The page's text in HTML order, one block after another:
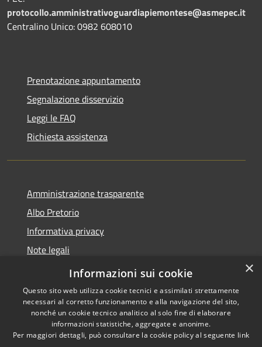
protocollo.amministrativoguardiapiemontese@asmepec.it
Centralino Unico: 0982 608010
Prenotazione appuntamento
Segnalazione disservizio
Leggi le FAQ
Richiesta assistenza
Amministrazione trasparente
Albo Pretorio
Informativa privacy
Note legali
Dichiarazione di accessibilità
Accessibilità
Copyright © 2026 • Comune di
Guardia Piemontese • Powered
×
Informazioni sui cookie
Questo sito web utilizza cookie tecnici e assimilati strettamente
necessari al corretto funzionamento e alla navigazione del sito,
nonché un cookie tecnico analitico al solo fine di elaborare
informazioni statistiche, aggregate e anonime.
Per maggiori dettagli, può consultare la cookie policy al seguente link